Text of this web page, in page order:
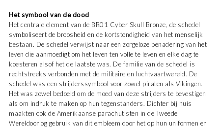
Het symbool van de dood
Het centrale element van de BR01 Cyber Skull Bronze, de schedel
symboliseert de broosheid en de kortstondigheid van het menselijk
bestaan. De schedel verwijst naar een zorgeloze benadering van het
leven die aanmoedigt om het leven ten volle te leven en elke dag te
koesteren alsof het de laatste was. De familie van de schedel is
rechtstreeks verbonden met de militaire en luchtvaartwereld. De
schedel was een strijderssymbool voor zowel piraten als Vikingen.
Het was zowel bedoeld om de moed van deze strijders te bevestigen
als om indruk te maken op hun tegenstanders. Dichter bij huis
maakten ook de Amerikaanse parachutisten in de Tweede
Wereldoorlog gebruik van dit embleem door het op hun uniformen en